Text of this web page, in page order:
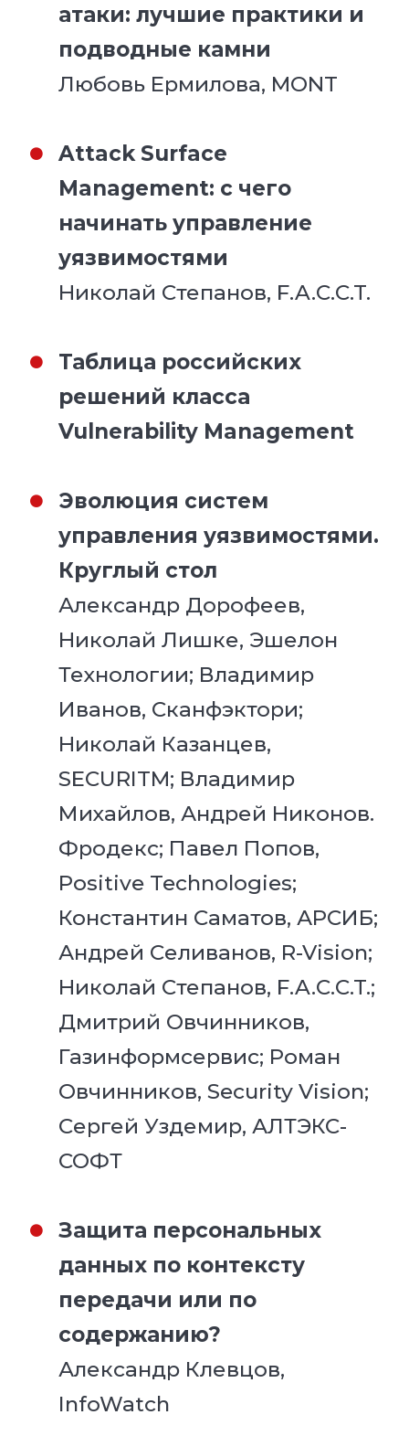
атаки: лучшие практики и
подводные камни
Любовь Ермилова, MONT
Attack Surface
Management: с чего
начинать управление
уязвимостями
Николай Степанов, F.A.C.C.T.
Таблица российских
решений класса
Vulnerability Management
Эволюция систем
управления уязвимостями.
Круглый стол
Александр Дорофеев,
Николай Лишке, Эшелон
Технологии; Владимир
Иванов, Сканфэктори;
Николай Казанцев,
SECURITM; Владимир
Михайлов, Андрей Никонов.
Фродекс; Павел Попов,
Positive Technologies;
Константин Саматов, АРСИБ;
Андрей Селиванов, R-Vision;
Николай Степанов, F.A.C.C.T.;
Дмитрий Овчинников,
Газинформсервис; Роман
Овчинников, Security Vision;
Сергей Уздемир, АЛТЭКС-
СОФТ
Защита персональных
данных по контексту
передачи или по
содержанию?
Александр Клевцов,
InfoWatch